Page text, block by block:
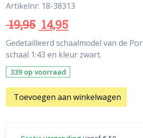
Artikelnr: 18-38313
19,95 14,95
Gedetailleerd schaalmodel van de
schaal 1:43 en kleur zwart.
339 op voorraad
Toevoegen aan winkelwagen